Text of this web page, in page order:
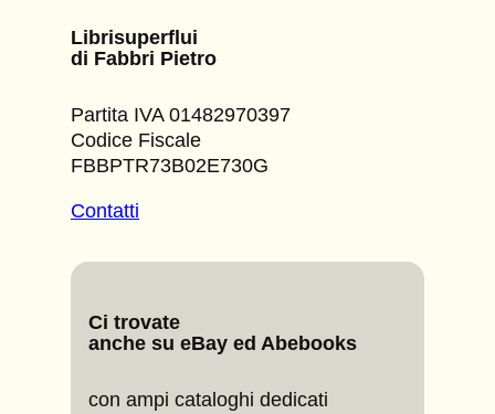
Librisuperflui
di Fabbri Pietro
Partita IVA 01482970397
Codice Fiscale
FBBPTR73B02E730G
Contatti
Ci trovate
anche su eBay ed Abebooks
con ampi cataloghi dedicati